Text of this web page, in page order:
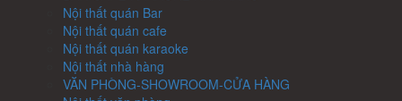
Nội thất quán Bar
Nội thất quán cafe
Nội thất quán karaoke
Nội thất nhà hàng
VĂN PHÒNG-SHOWROOM-CỬA HÀNG